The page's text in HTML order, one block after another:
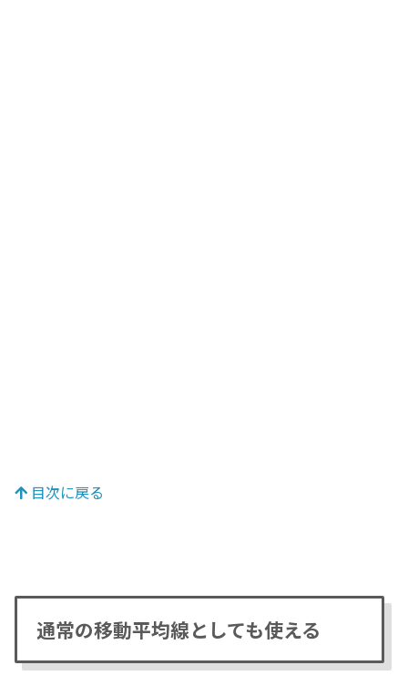
目次に戻る
通常の移動平均線としても使える